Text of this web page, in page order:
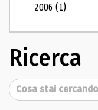
2006(1)
Ricerca
Cerca